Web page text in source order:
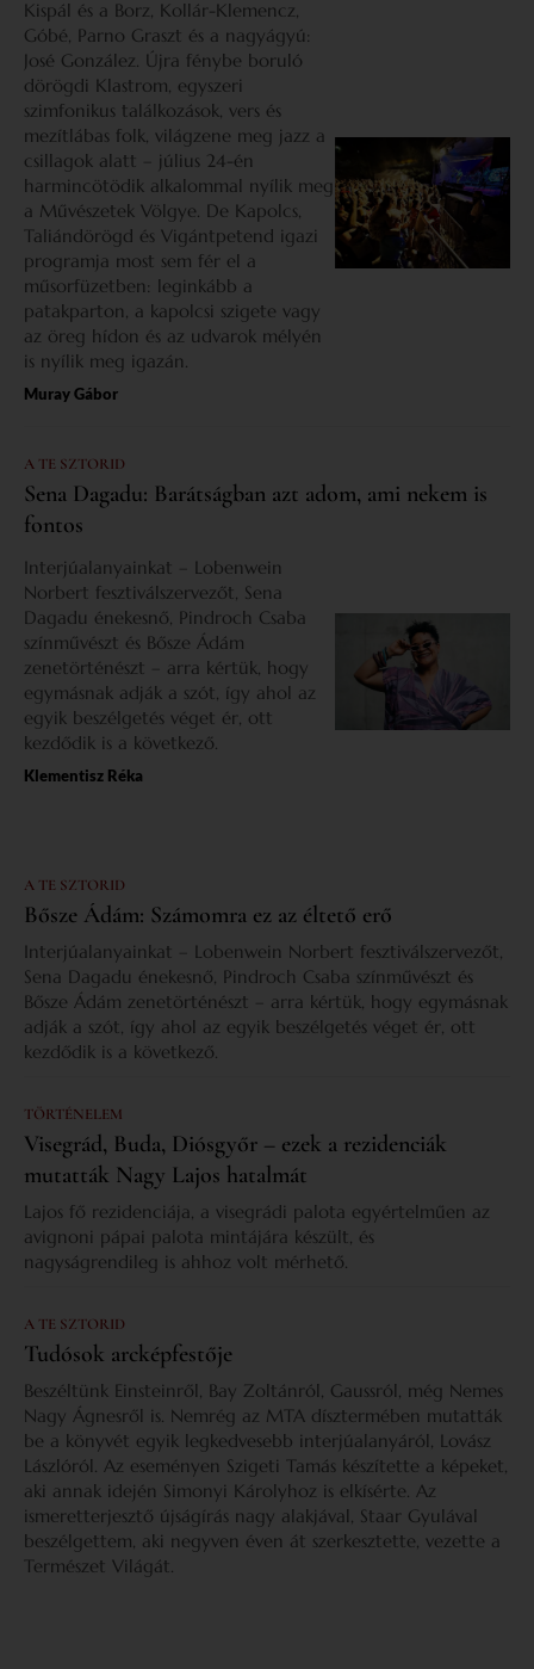
Kispál és a Borz, Kollár-Klemencz,
Góbé, Parno Graszt és a nagyágyú:
José González. Újra fénybe boruló
dörögdi Klastrom, egyszeri
szimfonikus találkozások, vers és
mezítlábas folk, világzene meg jazz a
csillagok alatt – július 24-én
harmincötödik alkalommal nyílik meg
a Művészetek Völgye. De Kapolcs,
Taliándörögd és Vigántpetend igazi
programja most sem fér el a
műsorfüzetben: leginkább a
patakparton, a kapolcsi szigete vagy
az öreg hídon és az udvarok mélyén
is nyílik meg igazán.
Muray Gábor
A TE SZTORID
Sena Dagadu: Barátságban azt adom, ami nekem is
fontos
Interjúalanyainkat – Lobenwein
Norbert fesztiválszervezőt, Sena
Dagadu énekesnő, Pindroch Csaba
színművészt és Bősze Ádám
zenetörténészt – arra kértük, hogy
egymásnak adják a szót, így ahol az
egyik beszélgetés véget ér, ott
kezdődik is a következő.
Klementisz Réka
A TE SZTORID
Bősze Ádám: Számomra ez az éltető erő
Interjúalanyainkat – Lobenwein Norbert fesztiválszervezőt,
Sena Dagadu énekesnő, Pindroch Csaba színművészt és
Bősze Ádám zenetörténészt – arra kértük, hogy egymásnak
adják a szót, így ahol az egyik beszélgetés véget ér, ott
kezdődik is a következő.
TÖRTÉNELEM
Visegrád, Buda, Diósgyőr – ezek a rezidenciák
mutatták Nagy Lajos hatalmát
Lajos fő rezidenciája, a visegrádi palota egyértelműen az
avignoni pápai palota mintájára készült, és
nagyságrendileg is ahhoz volt mérhető.
A TE SZTORID
Tudósok arcképfestője
Beszéltünk Einsteinről, Bay Zoltánról, Gaussról, még Nemes
Nagy Ágnesről is. Nemrég az MTA dísztermében mutatták
be a könyvét egyik legkedvesebb interjúalanyáról, Lovász
Lászlóról. Az eseményen Szigeti Tamás készítette a képeket,
aki annak idején Simonyi Károlyhoz is elkísérte. Az
ismeretterjesztő újságírás nagy alakjával, Staar Gyulával
beszélgettem, aki negyven éven át szerkesztette, vezette a
Természet Világát.